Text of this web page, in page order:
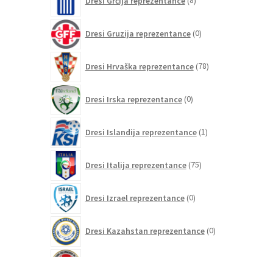
izdelkov
Dresi Gruzija reprezentance 0izdelkov
Dresi Hrvaška reprezentance 78izdelkov
Dresi Irska reprezentance 0izdelkov
Dresi Islandija reprezentance 1izdelek
Dresi Italija reprezentance 75izdelkov
Dresi Izrael reprezentance 0izdelkov
Dresi Kazahstan reprezentance 0izdelkov